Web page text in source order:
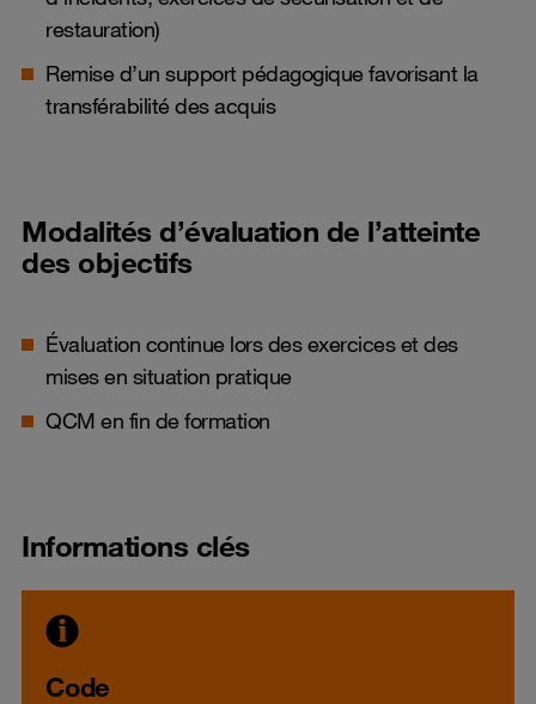
restauration)
Remise d’un support pédagogique favorisant la
transférabilité des acquis
Modalités d’évaluation de l’atteinte
des objectifs
Évaluation continue lors des exercices et des
mises en situation pratique
QCM en fin de formation
Informations clés
Code